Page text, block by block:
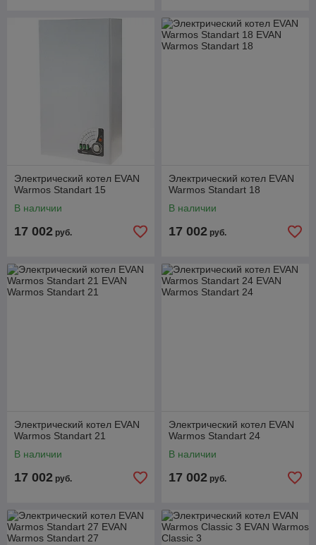
Электрический котел EVAN
Warmos Standart 15
В наличии
17 002 руб.
Электрический котел EVAN
Warmos Standart 18
В наличии
17 002 руб.
Электрический котел EVAN
Warmos Standart 21
В наличии
17 002 руб.
Электрический котел EVAN
Warmos Standart 24
В наличии
17 002 руб.